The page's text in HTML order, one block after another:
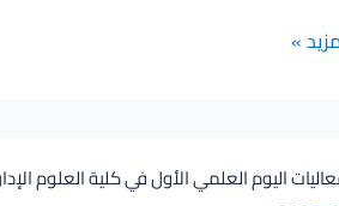
»
اليوم العلمي الأول في كلية العلوم